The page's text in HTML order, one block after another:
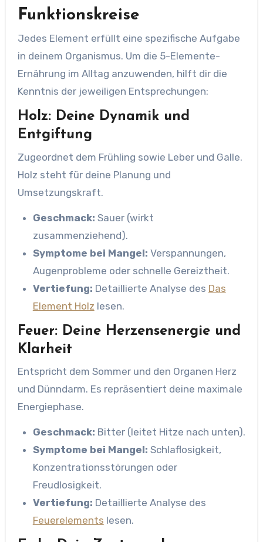
Funktionskreise
Jedes Element erfüllt eine spezifische Aufgabe
in deinem Organismus. Um die 5-Elemente-
Ernährung im Alltag anzuwenden, hilft dir die
Kenntnis der jeweiligen Entsprechungen:
Holz: Deine Dynamik und
Entgiftung
Zugeordnet dem Frühling sowie Leber und Galle.
Holz steht für deine Planung und
Umsetzungskraft.
Geschmack: Sauer (wirkt
zusammenziehend).
Symptome bei Mangel: Verspannungen,
Augenprobleme oder schnelle Gereiztheit.
Vertiefung: Detaillierte Analyse des Das
Element Holz lesen.
Feuer: Deine Herzensenergie und
Klarheit
Entspricht dem Sommer und den Organen Herz
und Dünndarm. Es repräsentiert deine maximale
Energiephase.
Geschmack: Bitter (leitet Hitze nach unten).
Symptome bei Mangel: Schlaflosigkeit,
Konzentrationsstörungen oder
Freudlosigkeit.
Vertiefung: Detaillierte Analyse des
Feuerelements lesen.